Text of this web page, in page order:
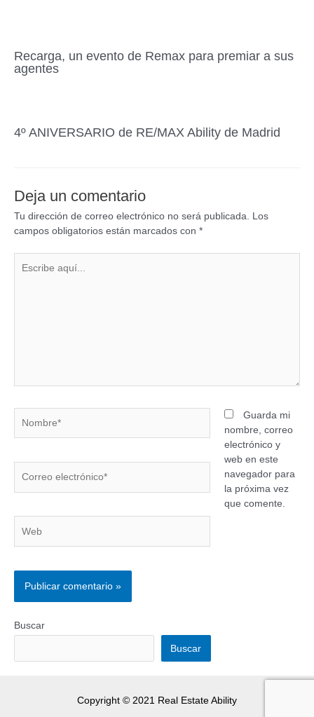
Recarga, un evento de Remax para premiar a sus
agentes
4º ANIVERSARIO de RE/MAX Ability de Madrid
Deja un comentario
Tu dirección de correo electrónico no será publicada. Los
campos obligatorios están marcados con *
Guarda mi
nombre, correo
electrónico y
web en este
navegador para
la próxima vez
que comente.
Buscar
Buscar
Copyright © 2021 Real Estate Ability